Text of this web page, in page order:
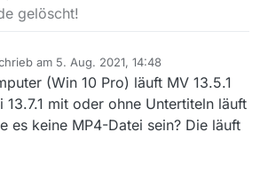
gelöscht!
am 5. Aug. 2021, 14:48
editiert von
(Win 10 Pro) läuft MV 13.5.1
13.7.1 mit oder ohne Untertiteln läuft
es keine MP4-Datei sein? Die läuft